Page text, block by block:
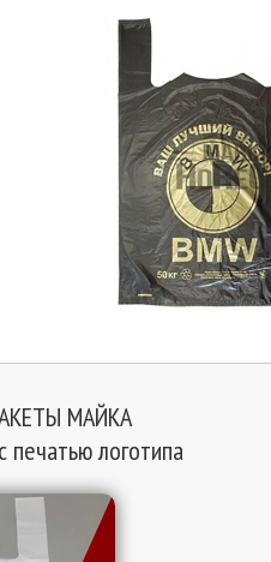
МАЙКА
печатью логотипа